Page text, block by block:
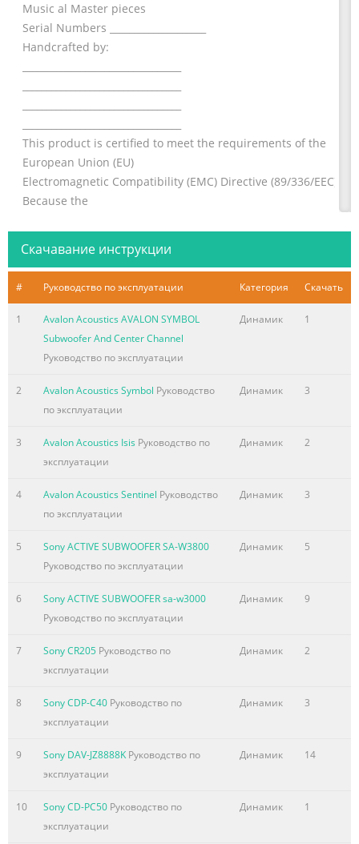
Music al Master pieces
Serial Numbers ____________________
Handcrafted by:
This product is certified to meet the requirements of the
European Union (EU)
Electromagnetic Compatibility (EMC) Directive (89/336/EEC).
Because the
it is recommended that the product not be positioned in ver
Краткое содержание страницы № 2
Краткое содержание страницы № 3
Table of Contents 1 Introduction. . . . . . . . . . . . . . . . . . . . . . .
. . . . . . . . . . . . . . . . . . . . . . . . . . . . . . . . . . . . . . . . . . . . . . . . . . .
. . . . . . . . . . . . . . . . . . . . . . . . . . . . . . . . . . . . . . . . . . . . . . . . . . .
. . . . . . . . . 6 Introduction
.................................................................................................6
Краткое содержание страницы № 4
9 Accuracy of Bass Reproduction . . . . . . . . . . . . . . . . . . . . . . .
Introduction
.................................................................................................34
..................................................................35 "Fast Bass"
............................................................................................
Краткое содержание страницы № 5
alternative to our award winning original Opus. Designed
specifically for moderate sized listening rooms, the
of stored energy. Staging of exceptional clarity and
harmonic structure is achieved through innovations in
utilizing the same ceramic diaphragm material. “Purity of
musical communication”, was the touchstone phrase th
Скачавание инструкции
# Руководство по эксплуатации Категория Скачать
1
Avalon Acoustics AVALON SYMBOL
Subwoofer And Center Channel
Руководство по эксплуатации
Динамик 1
2 Avalon Acoustics Symbol Руководство
по эксплуатации
Динамик 3
3 Avalon Acoustics Isis Руководство по
эксплуатации
Динамик 2
4 Avalon Acoustics Sentinel Руководство
по эксплуатации
Динамик 3
5
Sony ACTIVE SUBWOOFER SA-W3800
Руководство по эксплуатации
Динамик 5
6
Sony ACTIVE SUBWOOFER sa-w3000
Руководство по эксплуатации
Динамик 9
7 Sony CR205 Руководство по
эксплуатации
Динамик 2
8 Sony CDP-C40 Руководство по
эксплуатации
Динамик 3
9 Sony DAV-JZ8888K Руководство по
эксплуатации
Динамик 14
10 Sony CD-PC50 Руководство по
эксплуатации
Динамик 1